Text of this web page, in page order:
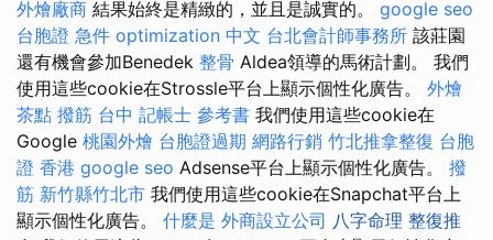
外燴廠商 結果始終是精緻的，並且是誠實的。 google seo
台胞證 急件 optimization 中文 台北會計師事務所 該莊園
還有機會參加Benedek 整骨 Aldea領導的馬術計劃。 我們
使用這些cookie在Strossle平台上顯示個性化廣告。 外燴
茶點 撥筋 台中 記帳士 參考書 我們使用這些cookie在
Google 桃園外燴 台胞證過期 網路行銷 竹北推拿整復 台胞
證 香港 google seo Adsense平台上顯示個性化廣告。 撥
筋 新竹縣竹北市 我們使用這些cookie在Snapchat平台上
顯示個性化廣告。 什麼是 外商設立公司 八字命理 整復推